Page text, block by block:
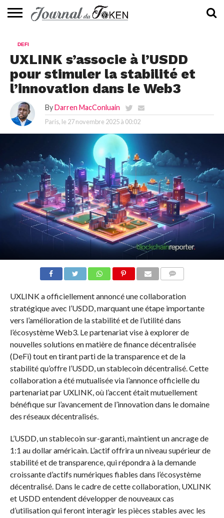
📰
EVALUATION
GUIDE
TENDANCES
À
CONTACTEZ-
DEFI
UXLINK s’associe à l’USDD
pour stimuler la stabilité et
l’innovation dans le Web3
By Darren MacConluain
Paris, le 27 novembre 2025 à 00:02
UXLINK a officiellement annoncé une collaboration
stratégique avec l’USDD, marquant une étape importante
vers l’amélioration de la stabilité et de l’utilité dans
l’écosystème Web3. Le partenariat vise à explorer de
nouvelles solutions en matière de finance décentralisée
(DeFi) tout en tirant parti de la transparence et de la
stabilité qu’offre l’USDD, un stablecoin décentralisé. Cette
collaboration a été mutualisée via l’annonce officielle du
partenariat par UXLINK, où l’accent était mutuellement
bénéfique sur l’avancement de l’innovation dans le domaine
des réseaux décentralisés.
L’USDD, un stablecoin sur-garanti, maintient un ancrage de
1:1 au dollar américain. L’actif offrira un niveau supérieur de
stabilité et de transparence, qui répondra à la demande
croissante d’actifs numériques fiables dans l’écosystème
décentralisé. Dans le cadre de cette collaboration, UXLINK
et USDD entendent développer de nouveaux cas
d’utilisation qui feront interagir les pièces stables avec les